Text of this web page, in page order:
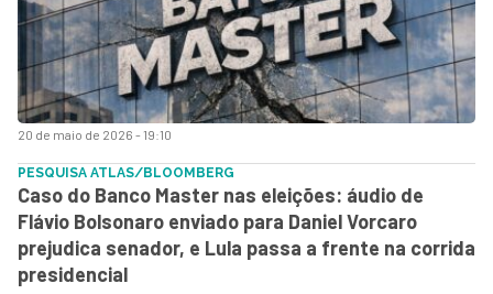
20 de maio de 2026 - 19:10
PESQUISA ATLAS/BLOOMBERG
Caso do Banco Master nas eleições: áudio de
Flávio Bolsonaro enviado para Daniel Vorcaro
prejudica senador, e Lula passa a frente na corrida
presidencial